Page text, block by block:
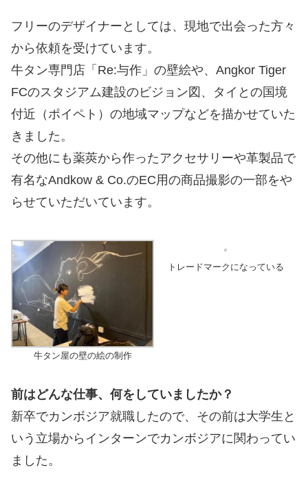
フリーのデザイナーとしては、現地で出会った方々
から依頼を受けています。
牛タン専門店「Re:与作」の壁絵や、Angkor Tiger
FCのスタジアム建設のビジョン図、タイとの国境
付近（ポイペト）の地域マップなどを描かせていた
きました。
その他にも薬莢から作ったアクセサリーや革製品で
有名なAndkow & Co.のEC用の商品撮影の一部をや
らせていただいています。
牛タン屋の壁の絵の制作
トレードマークになっている
前はどんな仕事、何をしていましたか？
新卒でカンボジア就職したので、その前は大学生と
いう立場からインターンでカンボジアに関わってい
ました。